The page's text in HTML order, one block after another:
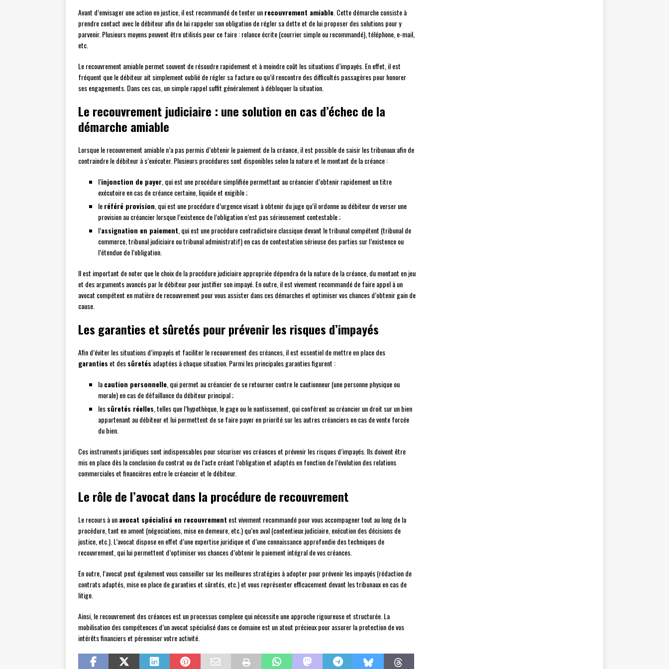
Avant d’envisager une action en justice, il est recommandé de tenter unrecouvrement amiable . Cette démarche consiste à
prendre contact avec le débiteur afin de lui rappeler son obligation de régler sa dette et de lui proposer des solutions pour y
parvenir. Plusieurs moyens peuvent être utilisés pour ce faire : relance écrite (courrier simple ou recommandé), téléphone, e-mail,
etc.
Le recouvrement amiable permet souvent de résoudre rapidement et à moindre coût les situations d’impayés. En effet, il est
fréquent que le débiteur ait simplement oublié de régler sa facture ou qu’il rencontre des difficultés passagères pour honorer
ses engagements. Dans ces cas, un simple rappel suffit généralement à débloquer la situation.
Le recouvrement judiciaire : une solution en cas d’échec de la
démarche amiable
Lorsque le recouvrement amiable n’a pas permis d’obtenir le paiement de la créance, il est possible de saisir les tribunaux afin de
contraindre le débiteur à s’exécuter. Plusieurs procédures sont disponibles selon la nature et le montant de la créance :
l’injonction de payer , qui est une procédure simplifiée permettant au créancier d’obtenir rapidement un titre
exécutoire en cas de créance certaine, liquide et exigible ;
leréféré provision , qui est une procédure d’urgence visant à obtenir du juge qu’il ordonne au débiteur de verser une
provision au créancier lorsque l’existence de l’obligation n’est pas sérieusement contestable ;
l’assignation en paiement , qui est une procédure contradictoire classique devant le tribunal compétent (tribunal de
commerce, tribunal judiciaire ou tribunal administratif) en cas de contestation sérieuse des parties sur l’existence ou
l’étendue de l’obligation.
Il est important de noter que le choix de la procédure judiciaire appropriée dépendra de la nature de la créance, du montant en jeu
et des arguments avancés par le débiteur pour justifier son impayé. En outre, il est vivement recommandé de faire appel à un
avocat compétent en matière de recouvrement pour vous assister dans ces démarches et optimiser vos chances d’obtenir gain de
cause.
Les garanties et sûretés pour prévenir les risques d’impayés
Afin d’éviter les situations d’impayés et faciliter le recouvrement des créances, il est essentiel de mettre en place des
garanties et dessûretés adaptées à chaque situation. Parmi les principales garanties figurent :
lacaution personnelle , qui permet au créancier de se retourner contre le cautionneur (une personne physique ou
morale) en cas de défaillance du débiteur principal ;
lessûretés réelles , telles que l’hypothèque, le gage ou le nantissement, qui confèrent au créancier un droit sur un bien
appartenant au débiteur et lui permettent de se faire payer en priorité sur les autres créanciers en cas de vente forcée
du bien.
Ces instruments juridiques sont indispensables pour sécuriser vos créances et prévenir les risques d’impayés. Ils doivent être
mis en place dès la conclusion du contrat ou de l’acte créant l’obligation et adaptés en fonction de l’évolution des relations
commerciales et financières entre le créancier et le débiteur.
Le rôle de l’avocat dans la procédure de recouvrement
Le recours à unavocat spécialisé en recouvrement est vivement recommandé pour vous accompagner tout au long de la
procédure, tant en amont (négociations, mise en demeure, etc.) qu’en aval (contentieux judiciaire, exécution des décisions de
justice, etc.). L’avocat dispose en effet d’une expertise juridique et d’une connaissance approfondie des techniques de
recouvrement, qui lui permettent d’optimiser vos chances d’obtenir le paiement intégral de vos créances.
En outre, l’avocat peut également vous conseiller sur les meilleures stratégies à adopter pour prévenir les impayés (rédaction de
contrats adaptés, mise en place de garanties et sûretés, etc.) et vous représenter efficacement devant les tribunaux en cas de
litige.
Ainsi, le recouvrement des créances est un processus complexe qui nécessite une approche rigoureuse et structurée. La
mobilisation des compétences d’un avocat spécialisé dans ce domaine est un atout précieux pour assurer la protection de vos
intérêts financiers et pérenniser votre activité.